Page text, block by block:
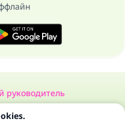
руководитель
защищены 1997-2025 ©